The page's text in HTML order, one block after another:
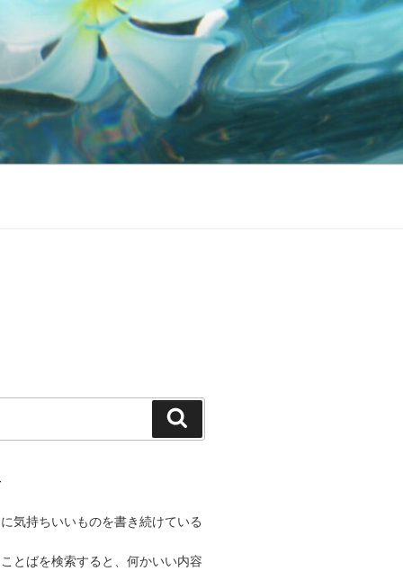
索
気持ちいいものを書き続けている
とばを検索すると、何かいい内容